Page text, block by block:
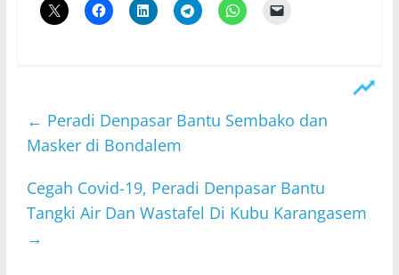
← Peradi Denpasar Bantu Sembako dan
Masker di Bondalem
Cegah Covid-19, Peradi Denpasar Bantu
Tangki Air Dan Wastafel Di Kubu Karangasem
→